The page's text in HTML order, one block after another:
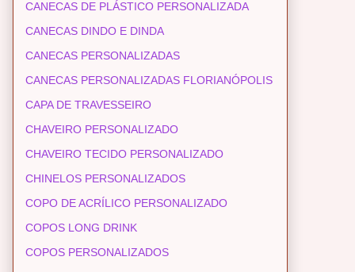
CANECAS DE PLÁSTICO PERSONALIZADA
CANECAS DINDO E DINDA
CANECAS PERSONALIZADAS
CANECAS PERSONALIZADAS FLORIANÓPOLIS
CAPA DE TRAVESSEIRO
CHAVEIRO PERSONALIZADO
CHAVEIRO TECIDO PERSONALIZADO
CHINELOS PERSONALIZADOS
COPO DE ACRÍLICO PERSONALIZADO
COPOS LONG DRINK
COPOS PERSONALIZADOS